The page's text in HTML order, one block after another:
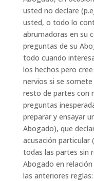
usted no declare
usted, o todo lo
abrumadoras en su
preguntas de su
todo cuando
los hechos pero
nervios si se
resto de partes con
preguntas
preparar y ensayar
Abogado), que
acusación particular
todas las partes sin
Abogado en
las anteriores